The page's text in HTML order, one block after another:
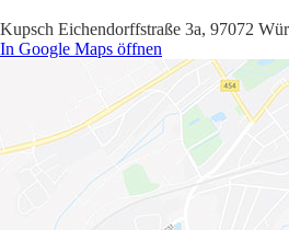
Kupsch Eichendorffstraße 3a, 97072
In Google Maps öffnen